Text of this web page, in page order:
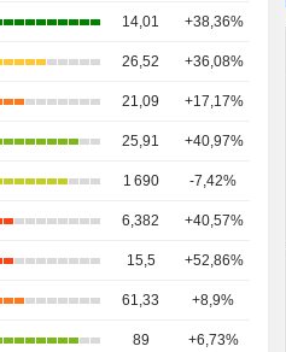
14,01 +38,36%
26,52 +36,08%
21,09 +17,17%
25,91 +40,97%
1 690 -7,42%
6,382 +40,57%
15,5 +52,86%
61,33 +8,9%
89 +6,73%